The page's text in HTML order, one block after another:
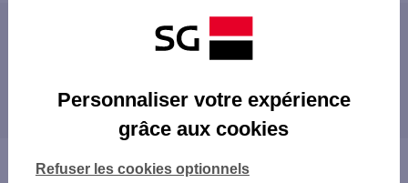
Les distributeurs/automates à proximité
ERGUE GABERIC 83 AV DU ROUILLEN
FOUESNANT 6 RUE ARMOR
PONT L'ABBE
proximité
CONCARNEAU
Vous êtes ici : Accueil
Personnaliser votre expérience
grâce aux cookies
Refuser les cookies optionnels